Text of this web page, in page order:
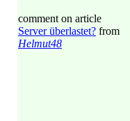
comment on article
Server überlastet? from
Helmut48